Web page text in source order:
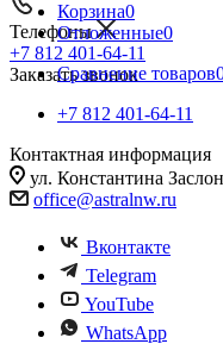
Телефоны
+7 812 401-64-11
Заказать звонок
Корзина0
Отложенные0
Сравнение товаров
+7 812 401-64-11
Контактная информация
ул. Константина
office@astralnw.ru
Вконтакте
Telegram
YouTube
WhatsApp